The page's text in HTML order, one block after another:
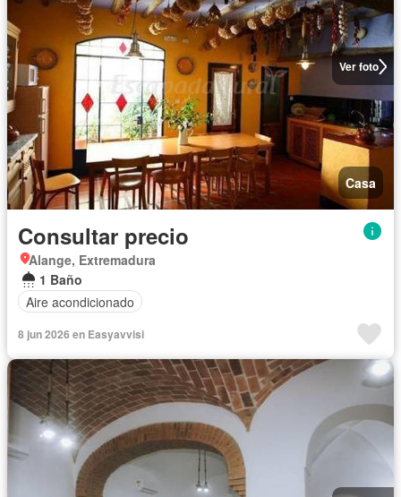
Ver foto
Casa
Consultar precio
Alange, Extremadura
1 Baño
Aire acondicionado
8 jun 2026 en Easyavvisi